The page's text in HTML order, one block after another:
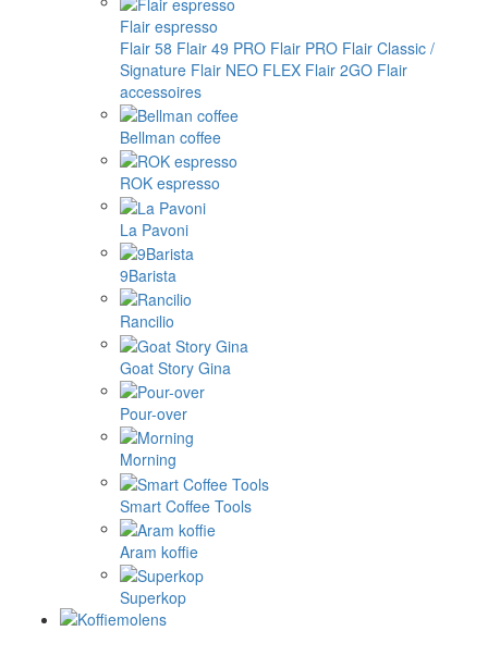
Flair espresso
Flair 58 Flair 49 PRO Flair PRO Flair Classic /
Signature Flair NEO FLEX Flair 2GO Flair
accessoires
Bellman coffee
ROK espresso
La Pavoni
9Barista
Rancilio
Goat Story Gina
Pour-over
Morning
Smart Coffee Tools
Aram koffie
Superkop